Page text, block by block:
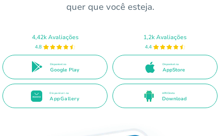
quer que você esteja.
4,42k Avaliações
4.8
Disponível no
Google Play
1,2k Avaliações
4.4
Disponível na
AppStore
Disponível na
AppGallery
APK Direto
Download